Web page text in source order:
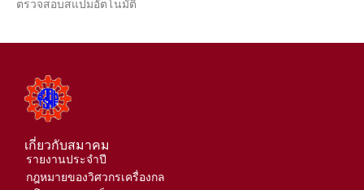
ตรวจสอบสแปมอัตโนมัติ
เกี่ยวกับสมาคม
รายงานประจำปี
กฎหมายของวิศวกรเครื่องกล